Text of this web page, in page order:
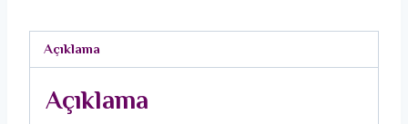
Halka
Kadın
Açıklama
Açıklama